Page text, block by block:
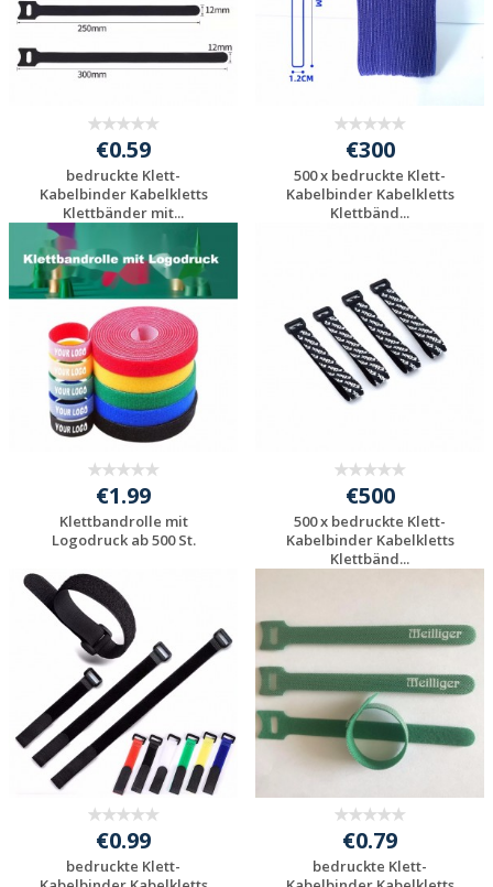
€0.59
bedruckte Klett-
Kabelbinder Kabelkletts
Klettbänder mit...
Individuelle
Werbeartikel
anfragen
€300
500 x bedruckte Klett-
Kabelbinder Kabelkletts
Klettbänd...
anfragen
€1.99
Klettbandrolle mit
Logodruck ab 500 St.
Individuelle
Werbeartikel
anfragen
€500
500 x bedruckte Klett-
Kabelbinder Kabelkletts
Klettbänd...
anfragen
€0.99
bedruckte Klett-
€0.79
bedruckte Klett-